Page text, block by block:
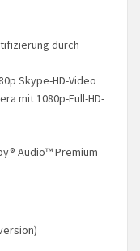
durch
Skype-HD-Video
mit 1080p-Full-HD-
Audio™ Premium